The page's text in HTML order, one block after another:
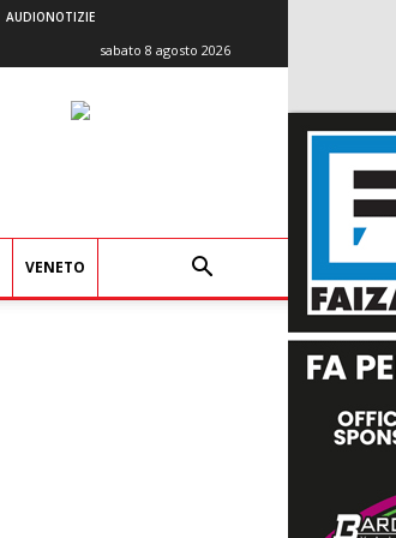
AUDIONOTIZIE
sabato 8 agosto 2026
VENETO